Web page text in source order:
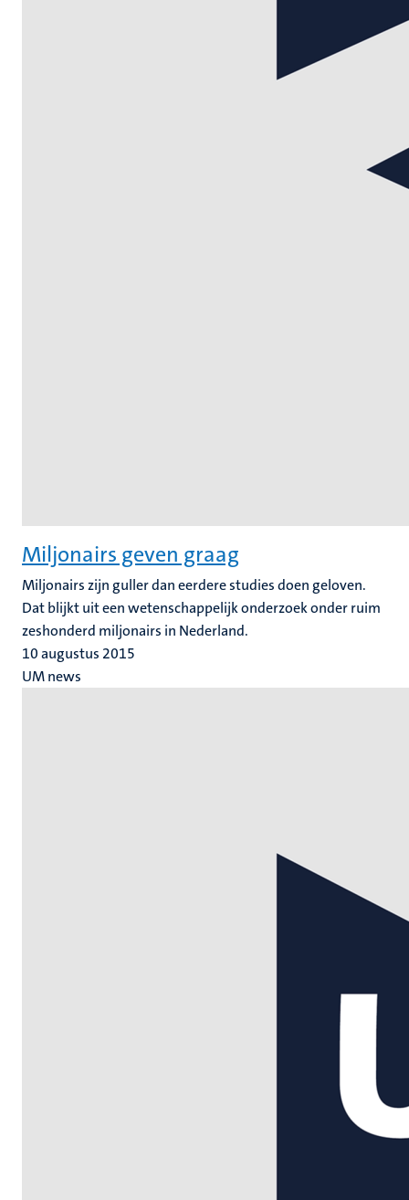
Miljonairs geven graag
Miljonairs zijn guller dan eerdere studies doen geloven.
Dat blijkt uit een wetenschappelijk onderzoek onder ruim
zeshonderd miljonairs in Nederland.
10 augustus 2015
UM news